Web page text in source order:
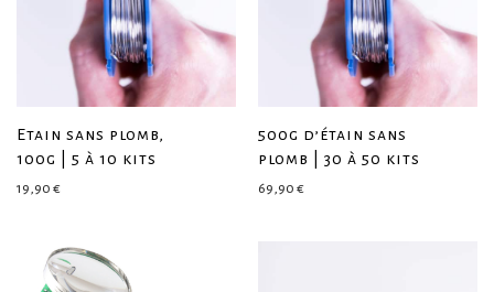
Etain sans plomb,
100g | 5 à 10 kits
19,90 €
500g d’étain sans
plomb | 30 à 50 kits
69,90 €